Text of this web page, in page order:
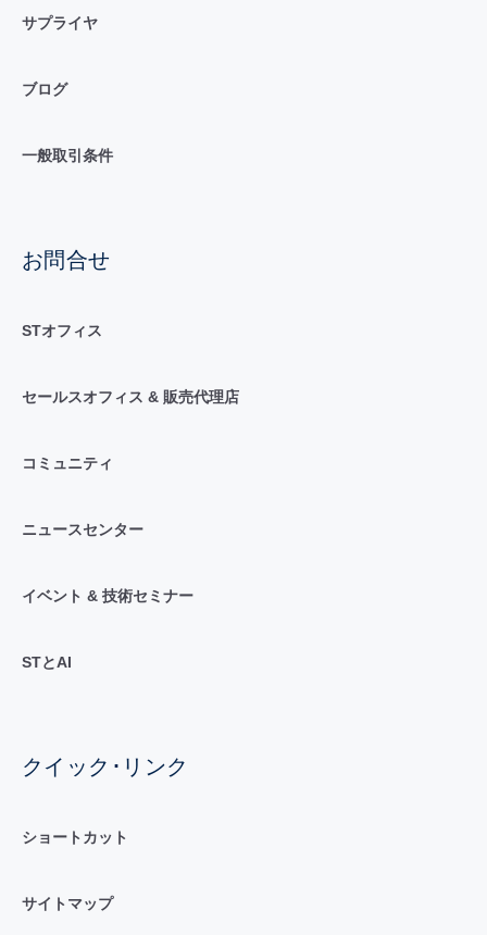
サプライヤ
ブログ
一般取引条件
お問合せ
STオフィス
セールスオフィス & 販売代理店
コミュニティ
ニュースセンター
イベント & 技術セミナー
STとAI
クイック･リンク
ショートカット
サイトマップ